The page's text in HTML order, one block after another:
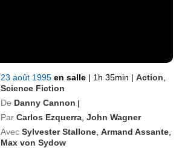
23 août 1995en salle | 1h 35min | Action
Science Fiction
De Danny Cannon |
Par Carlos Ezquerra ,John Wagner
Avec Sylvester Stallone ,Armand Assante
Max von Sydow